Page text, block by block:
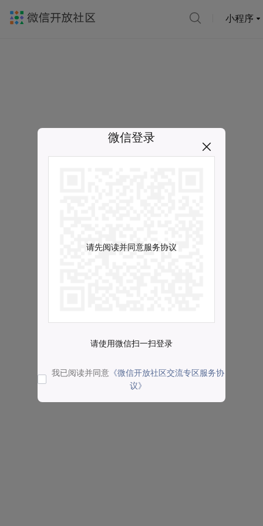
小程序
微信登录
请先阅读并同意服务协议
请使用微信扫一扫登录
我已阅读并同意 《微信开放社区交流专区服务协
议》